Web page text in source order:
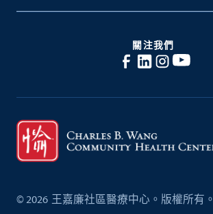
關注我們
© 2026 王嘉廉社區醫療中心。版權所有。